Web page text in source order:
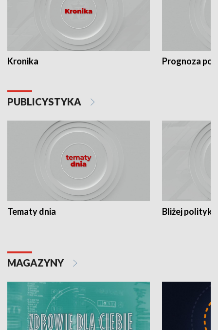
Kronika Prognoza
PUBLICYSTYKA
Tematy dnia Bliżej polityki
MAGAZYNY